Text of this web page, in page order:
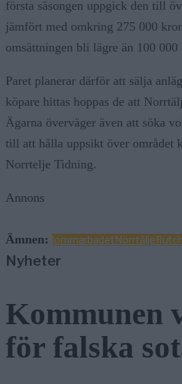
första säsongen uppgick den till
jämfört med omkring 275 000
omsättningen bli lägre än 100 000
Paret planerar därför att sälja
köpare hittas hoppas de att
Ägarna överväger även att söka
till att hålla uppsikt över området
Norrtelje Tidning.
Annons
Ämnen: lommarbadetNorrtälje
Nyheter
Kommunen
för falska